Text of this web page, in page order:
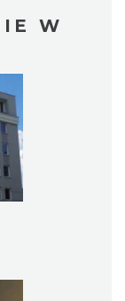
W